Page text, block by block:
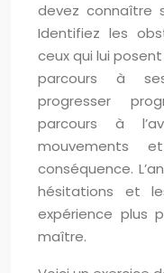
devez connaître
Identifiez les
ceux qui lui
parcours à
progresser
parcours à
mouvements
conséquence.
hésitations et
expérience plus
maître.